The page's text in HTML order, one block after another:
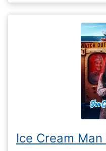
Ice Cream